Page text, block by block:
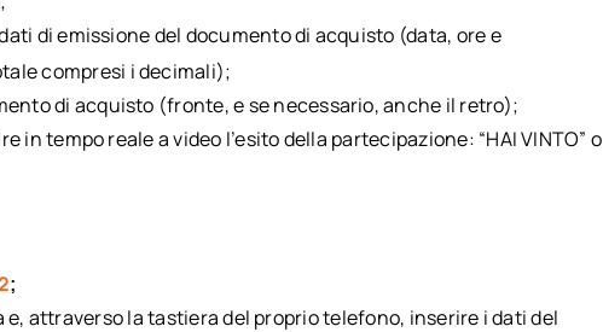
di emissione del documento di acquisto (data, ore e
compresi i decimali);
di acquisto (fronte, e se necessario, anche il retro);
in tempo reale a video l’esito della partecipazione: “HAI VINTO” o
;
attraverso la tastiera del proprio telefono, inserire i dati del